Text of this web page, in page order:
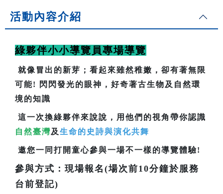
活動內容介紹
綠夥伴小小導覽員專場導覽
就像冒出的新芽；看起來雖然稚嫩，卻有著無限
可能! 閃閃發光的眼神，好奇著古生物及自然環
境的知識
這一次換綠夥伴來說說，用他們的視角帶你認識
自然臺灣及 生命的史詩與演化共舞
邀您一同打開童心參與一場不一樣的導覽體驗!
參與方式：現場報名(場次前10分鐘於服務
台前登記)